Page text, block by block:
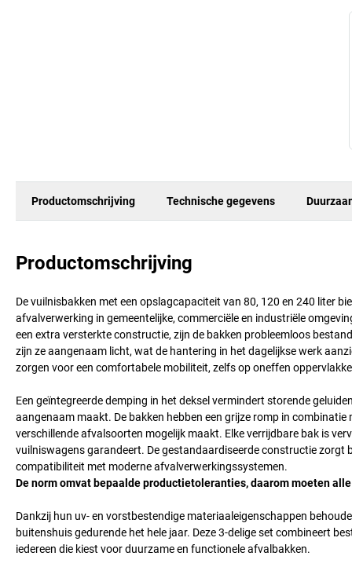
Productomschrijving Technische gegevens
Productomschrijving
De vuilnisbakken met een opslagcapaciteit van 80, 120 en 240 liter
afvalverwerking in gemeentelijke, commerciële en industriële
een extra versterkte constructie, zijn de bakken probleemloos
zijn ze aangenaam licht, wat de hantering in het dagelijkse werk
zorgen voor een comfortabele mobiliteit, zelfs op oneffen
Een geïntegreerde demping in het deksel vermindert storende
aangenaam maakt. De bakken hebben een grijze romp in
verschillende afvalsoorten mogelijk maakt. Elke verrijdbare bak is
vuilniswagens garandeert. De gestandaardiseerde constructie zorgt
compatibiliteit met moderne afvalverwerkingssystemen.
De norm omvat bepaalde productietoleranties, daarom moeten
Dankzij hun uv- en vorstbestendige materiaaleigenschappen
buitenshuis gedurende het hele jaar. Deze 3-delige set combineert
iedereen die kiest voor duurzame en functionele afvalbakken.